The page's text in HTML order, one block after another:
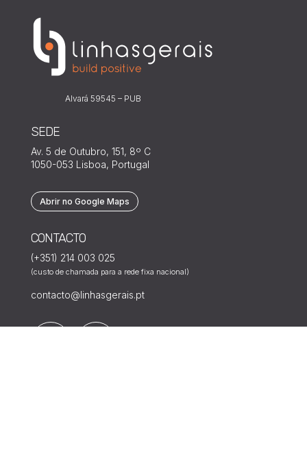
Alvará 59545 – PUB
SEDE
Av. 5 de Outubro, 151, 8º C
1050-053 Lisboa, Portugal
Abrir no Google Maps
CONTACTO
(+351) 214 003 025
(custo de chamada para a rede fixa nacional)
contacto@linhasgerais.pt